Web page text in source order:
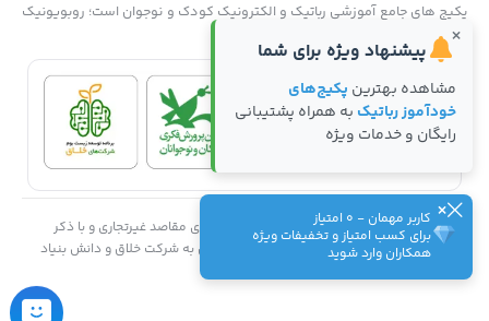
پکیج های جامع آموزشی رباتیک و الکترونیک کودک و نوجوان است؛ روبویونیک
با پایبندی به سه اصل کلیدی، کیفیت بالای آموزشی، قیمت مناسب و متعادل و
پشتیبانی بی وقفه محصولات، موفق شده تا همگام با فروشگاه‌های معتبر
جهان، به بهترین فروشگاه رباتیک کودک و نوجوان در ایران تبدیل شود.
نمایش بیشتر
استفاده از مطالب وب سایت روبویونیک فقط برای مقاصد غیرتجاری و با ذکر
منبع بلامانع است. کلیه حقوق این سایت متعلق به شرکت خلاق و دانش بنیاد
× کاربر مهمان - 0 امتیاز
برای کسب امتیاز و تخفیفات ویژه
همکاران وارد شوید
×
پیشنهاد ویژه برای شما
مشاهده بهترین پکیج‌های
خودآموز رباتیک به همراه پشتیبانی
رایگان و خدمات ویژه